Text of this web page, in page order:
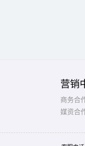
营销
商务合
媒资合